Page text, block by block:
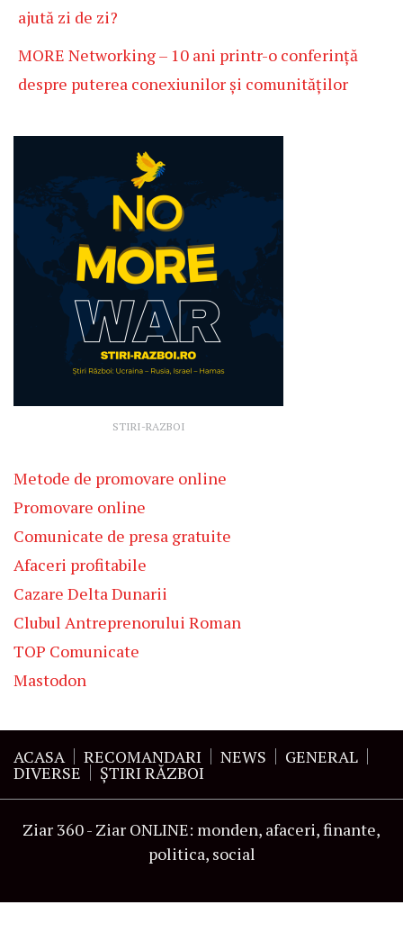
ajută zi de zi?
MORE Networking – 10 ani printr-o conferință
despre puterea conexiunilor și comunităților
STIRI-RAZBOI
Metode de promovare online
Promovare online
Comunicate de presa gratuite
Afaceri profitabile
Cazare Delta Dunarii
Clubul Antreprenorului Roman
TOP Comunicate
Mastodon
ACASA RECOMANDARI NEWS GENERAL
DIVERSE ŞTIRI RĂZBOI
Ziar 360 - Ziar ONLINE: monden, afaceri, finante,
politica, social